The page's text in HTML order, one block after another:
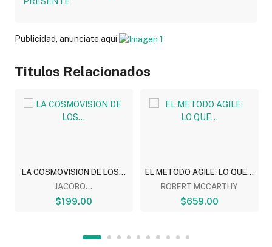
Publicidad, anunciate aquí
Titulos Relacionados
LA COSMOVISION DE LOS...
JACOBO...
$199.00
EL METODO AGILE: LO QUE...
ROBERT MCCARTHY
$659.00